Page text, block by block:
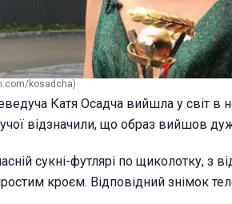
kosadcha)
Катя Осадча вийшла у світ в
відзначили, що образ вийшов
сукні-футлярі по щиколотку, з
кроєм. Відповідний знімок